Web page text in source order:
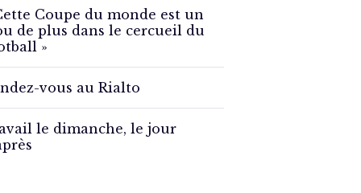
Coupe du monde est un
de plus dans le cercueil du
»
vous au Rialto
le dimanche, le jour